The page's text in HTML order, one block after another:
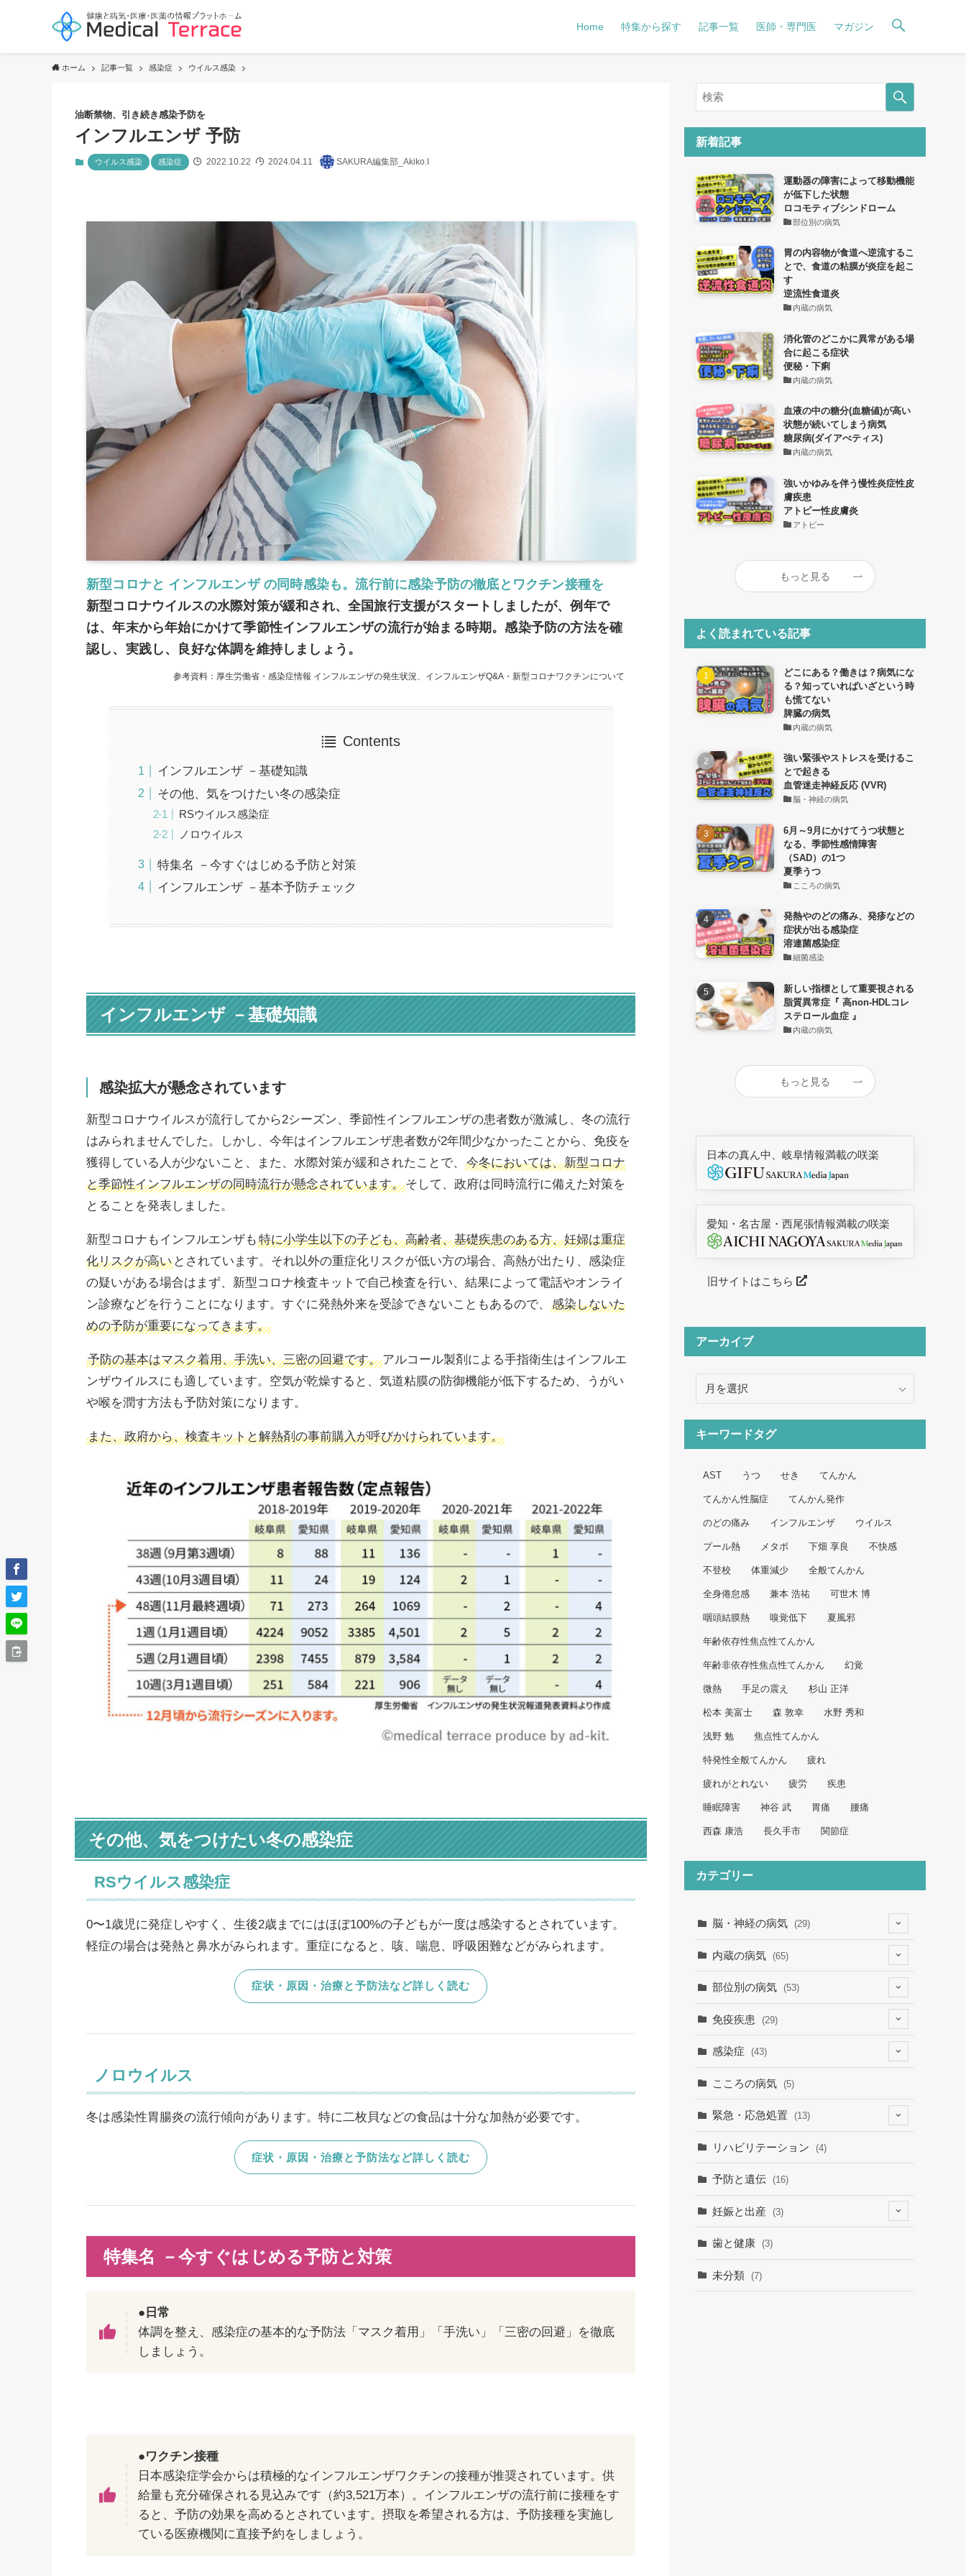
Home 特集から探す 記事一覧 医師・専門医 マガジン
ホーム 記事一覧 感染症 ウイルス感染
油断禁物、引き続き感染予防を
インフルエンザ 予防
ウイルス感染 感染症 2022.10.22 2024.04.11 SAKURA編集部_Akiko.I
新型コロナと インフルエンザ の同時感染も。流行前に感染予防の徹底とワクチン接種を
新型コロナウイルスの水際対策が緩和され、全国旅行支援がスタートしましたが、例年で
は、年末から年始にかけて季節性インフルエンザの流行が始まる時期。感染予防の方法を確
認し、実践し、良好な体調を維持しましょう。
参考資料：厚生労働省・感染症情報 インフルエンザの発生状況、インフルエンザQ&A・新型コロナワクチンについて
Contents
インフルエンザ －基礎知識
その他、気をつけたい冬の感染症
RSウイルス感染症
ノロウイルス
特集名 －今すぐはじめる予防と対策
インフルエンザ －基本予防チェック
インフルエンザ －基礎知識
感染拡大が懸念されています
新型コロナウイルスが流行してから2シーズン、季節性インフルエンザの患者数が激減し、冬の流行
はみられませんでした。しかし、今年はインフルエンザ患者数が2年間少なかったことから、免疫を
獲得している人が少ないこと、また、水際対策が緩和されたことで、
今冬においては、新型コロナ
と季節性インフルエンザの同時流行が懸念されています。そして、政府は同時流行に備えた対策を
とることを発表しました。
新型コロナもインフルエンザも 特に小学生以下の子ども、高齢者、基礎疾患のある方、妊婦は重症
化リスクが高い とされています。それ以外の重症化リスクが低い方の場合、高熱が出たり、感染症
の疑いがある場合はまず、新型コロナ検査キットで自己検査を行い、結果によって電話やオンライ
ン診療などを行うことになります。すぐに発熱外来を受診できないこともあるので、
感染しないた
めの予防が重要になってきます。
予防の基本はマスク着用、手洗い、三密の回避です。アルコール製剤による手指衛生はインフルエ
ンザウイルスにも適しています。空気が乾燥すると、気道粘膜の防御機能が低下するため、うがい
や喉を潤す方法も予防対策になります。
また、政府から、検査キットと解熱剤の事前購入が呼びかけられています。
その他、気をつけたい冬の感染症
RSウイルス感染症
0〜1歳児に発症しやすく、生後2歳までにはほぼ100%の子どもが一度は感染するとされています。
軽症の場合は発熱と鼻水がみられます。重症になると、咳、喘息、呼吸困難などがみられます。
症状・原因・治療と予防法など詳しく読む
ノロウイルス
冬は感染性胃腸炎の流行傾向があります。特に二枚貝などの食品は十分な加熱が必要です。
症状・原因・治療と予防法など詳しく読む
特集名 －今すぐはじめる予防と対策
●日常
体調を整え、感染症の基本的な予防法「マスク着用」「手洗い」「三密の回避」を徹底
しましょう。
●ワクチン接種
日本感染症学会からは積極的なインフルエンザワクチンの接種が推奨されています。供
給量も充分確保される見込みです（約3,521万本）。インフルエンザの流行前に接種をす
ると、予防の効果を高めるとされています。摂取を希望される方は、予防接種を実施し
ている医療機関に直接予約をしましょう。
新着記事
運動器の障害によって移動機能
が低下した状態
ロコモティブシンドローム
部位別の病気
胃の内容物が食道へ逆流するこ
とで、食道の粘膜が炎症を起こ
す
逆流性食道炎
内蔵の病気
消化管のどこかに異常がある場
合に起こる症状
便秘・下痢
内蔵の病気
血液の中の糖分(血糖値)が高い
状態が続いてしまう病気
糖尿病(ダイアべティス)
内蔵の病気
強いかゆみを伴う慢性炎症性皮
膚疾患
アトピー性皮膚炎
アトピー
もっと見る
よく読まれている記事
どこにある？働きは？病気にな
る？知っていればいざという時
も慌てない
脾臓の病気
内蔵の病気
強い緊張やストレスを受けるこ
とで起きる
血管迷走神経反応 (VVR)
脳・神経の病気
6月～9月にかけてうつ状態と
なる、季節性感情障害
（SAD）の1つ
夏季うつ
こころの病気
発熱やのどの痛み、発疹などの
症状が出る感染症
溶連菌感染症
細菌感染
新しい指標として重要視される
脂質異常症『 高non-HDLコレ
ステロール血症 』
内蔵の病気
もっと見る
日本の真ん中、岐阜情報満載の咲楽
愛知・名古屋・西尾張情報満載の咲楽
旧サイトはこちら
アーカイブ
イ
ブ
キーワードタグ
AST うつ せき てんかん
てんかん性脳症 てんかん発作
のどの痛み インフルエンザ ウイルス
プール熱 メタボ 下畑 享良 不快感
不登校 体重減少 全般てんかん
全身倦怠感 兼本 浩祐 可世木 博
咽頭結膜熱 嗅覚低下 夏風邪
年齢依存性焦点性てんかん
年齢非依存性焦点性てんかん 幻覚
微熱 手足の震え 杉山 正洋
松本 美富士 森 敦幸 水野 秀和
浅野 勉 焦点性てんかん
特発性全般てんかん 疲れ
疲れがとれない 疲労 疾患
睡眠障害 神谷 武 胃痛 腰痛
西森 康浩 長久手市 関節症
カテゴリー
脳・神経の病気 (29)
(4)
(2)
(1)
(7)
内蔵の病気 (65)
(6)
(19)
(1)
部位別の病気 (53)
(7)
(15)
(3)
免疫疾患 (29)
(8)
感染症 (43)
(9)
(30)
こころの病気 (5)
緊急・応急処置 (13)
(6)
リハビリテーション (4)
予防と遺伝 (16)
妊娠と出産 (3)
歯と健康 (3)
未分類 (7)